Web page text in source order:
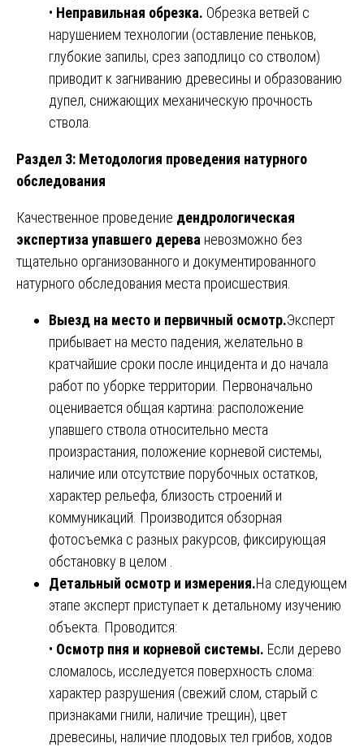
• Неправильная обрезка. Обрезка ветвей с
нарушением технологии (оставление пеньков,
глубокие запилы, срез заподлицо со стволом)
приводит к загниванию древесины и образованию
дупел, снижающих механическую прочность
ствола.
Раздел 3: Методология проведения натурного
обследования
Качественное проведение дендрологическая
экспертиза упавшего дерева невозможно без
тщательно организованного и документированного
натурного обследования места происшествия.
Выезд на место и первичный осмотр.Эксперт
прибывает на место падения, желательно в
кратчайшие сроки после инцидента и до начала
работ по уборке территории. Первоначально
оценивается общая картина: расположение
упавшего ствола относительно места
произрастания, положение корневой системы,
наличие или отсутствие порубочных остатков,
характер рельефа, близость строений и
коммуникаций. Производится обзорная
фотосъемка с разных ракурсов, фиксирующая
обстановку в целом .
Детальный осмотр и измерения.На следующем
этапе эксперт приступает к детальному изучению
объекта. Проводится:
• Осмотр пня и корневой системы. Если дерево
сломалось, исследуется поверхность слома:
характер разрушения (свежий слом, старый с
признаками гнили, наличие трещин), цвет
древесины, наличие плодовых тел грибов, ходов